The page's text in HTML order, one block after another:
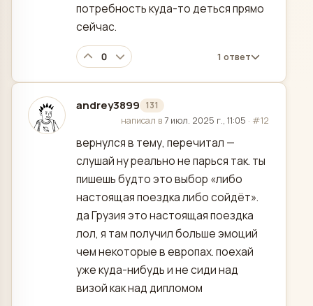
потребность куда-то деться прямо
сейчас.
0 1 ответ
andrey3899 131
отредактировано
написал в7 июл. 2025 г., 11:05 · #12
вернулся в тему, перечитал —
слушай ну реально не парься так. ты
пишешь будто это выбор «либо
настоящая поездка либо сойдёт».
да Грузия это настоящая поездка
лол, я там получил больше эмоций
чем некоторые в европах. поехай
уже куда-нибудь и не сиди над
визой как над дипломом